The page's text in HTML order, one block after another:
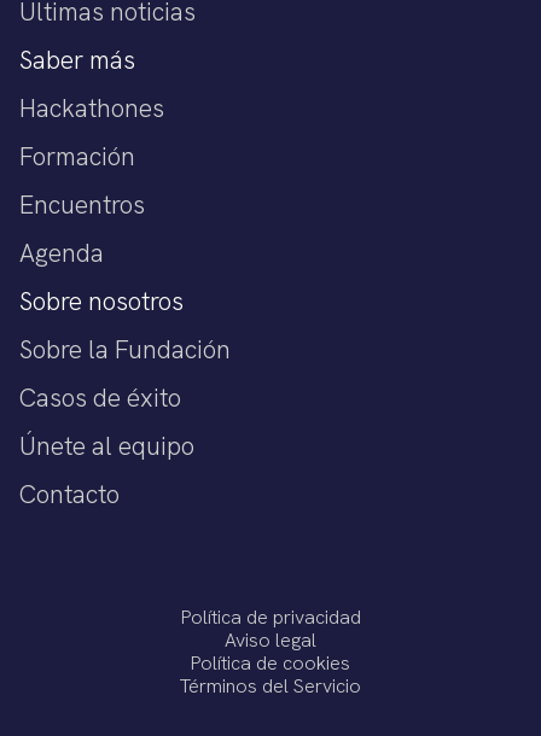
Últimas noticias
Saber más
Hackathones
Formación
Encuentros
Agenda
Sobre nosotros
Sobre la Fundación
Casos de éxito
Únete al equipo
Contacto
Política de privacidad
Aviso legal
Política de cookies
Términos del Servicio